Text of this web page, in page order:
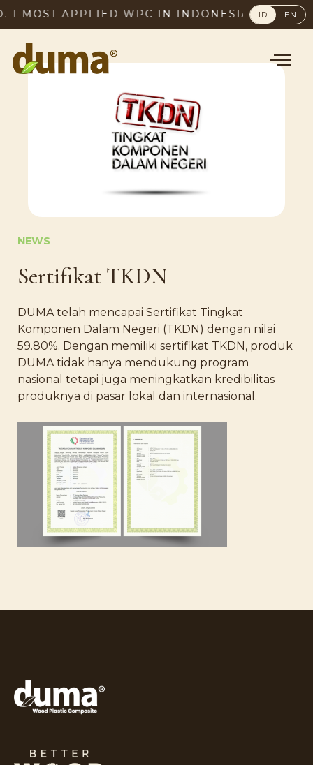
APPLIED WPC IN INDONESIA, SINCE 2003
ID EN
NEWS
Sertifikat TKDN
DUMA telah mencapai Sertifikat Tingkat
Komponen Dalam Negeri (TKDN) dengan nilai
59.80%. Dengan memiliki sertifikat TKDN, produk
DUMA tidak hanya mendukung program
nasional tetapi juga meningkatkan kredibilitas
produknya di pasar lokal dan internasional.